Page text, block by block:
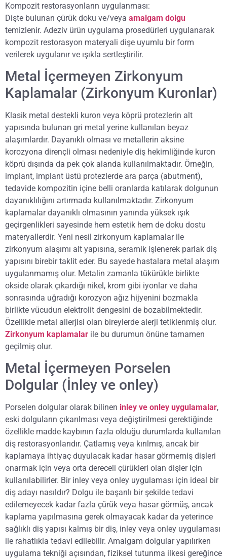
Kompozit restorasyonların uygulanması:
Dişte bulunan çürük doku ve/veya amalgam dolgu
temizlenir. Adeziv ürün uygulama prosedürleri uygulanarak
kompozit restorasyon materyali dişe uyumlu bir form
verilerek uygulanır ve ışıkla sertleştirilir.
Metal İçermeyen Zirkonyum
Kaplamalar (Zirkonyum Kuronlar)
Klasik metal destekli kuron veya köprü protezlerin alt
yapısında bulunan gri metal yerine kullanılan beyaz
alaşımlardır. Dayanıklı olması ve metallerin aksine
korozyona dirençli olması nedeniyle diş hekimliğinde kuron
köprü dışında da pek çok alanda kullanılmaktadır. Örneğin,
implant, implant üstü protezlerde ara parça (abutment),
tedavide kompozitin içine belli oranlarda katılarak dolgunun
dayanıklılığını artırmada kullanılmaktadır. Zirkonyum
kaplamalar dayanıklı olmasının yanında yüksek ışık
geçirgenlikleri sayesinde hem estetik hem de doku dostu
materyallerdir. Yeni nesil zirkonyum kaplamalar ile
zirkonyum alaşımı alt yapısına, seramik işlenerek parlak diş
yapısını birebir taklit eder. Bu sayede hastalara metal alaşım
uygulanmamış olur. Metalin zamanla tükürükle birlikte
okside olarak çıkardığı nikel, krom gibi iyonlar ve daha
sonrasında uğradığı korozyon ağız hijyenini bozmakla
birlikte vücudun elektrolit dengesini de bozabilmektedir.
Özellikle metal allerjisi olan bireylerde alerji tetiklenmiş olur.
Zirkonyum kaplamalar ile bu durumun önüne tamamen
geçilmiş olur.
Metal İçermeyen Porselen
Dolgular (İnley ve onley)
Porselen dolgular olarak bilinen inley ve onley uygulamalar,
eski dolguların çıkarılması veya değiştirilmesi gerektiğinde
özellikle madde kaybının fazla olduğu durumlarda kullanılan
diş restorasyonlarıdır. Çatlamış veya kırılmış, ancak bir
kaplamaya ihtiyaç duyulacak kadar hasar görmemiş dişleri
onarmak için veya orta dereceli çürükleri olan dişler için
kullanılabilirler. Bir inley veya onley uygulaması için ideal bir
diş adayı nasıldır? Dolgu ile başarılı bir şekilde tedavi
edilemeyecek kadar fazla çürük veya hasar görmüş, ancak
kaplama yapılmasına gerek olmayacak kadar da yeterince
sağlıklı diş yapısı kalmış bir diş, inley veya onley uygulaması
ile rahatlıkla tedavi edilebilir. Amalgam dolgular yapılırken
uygulama tekniği açısından, fiziksel tutunma ilkesi gereğince